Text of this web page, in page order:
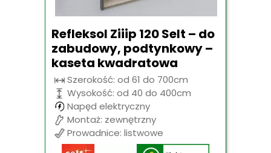
Refleksol Ziiip 120 Selt – do
zabudowy, podtynkowy –
kaseta kwadratowa
Szerokość: od 61 do 700cm
Wysokość: od 40 do 400cm
Napęd elektryczny
Montaż: zewnętrzny
Prowadnice: listwowe